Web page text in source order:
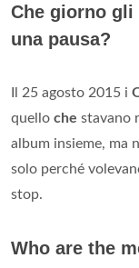
Che giorno gli
una pausa?
Il 25 agosto 2015 i
quello che stavano
album insieme, ma
solo perché
stop.
Who are the